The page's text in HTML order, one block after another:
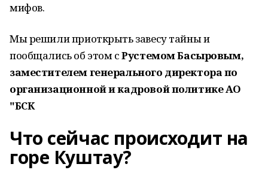
мифов.
Мы решили приоткрыть завесу тайны и
пообщались об этом сРустемом Басыровым,
заместителем генерального директора по
организационной и кадровой политике АО
"БСК
Что сейчас происходит на
горе Куштау?